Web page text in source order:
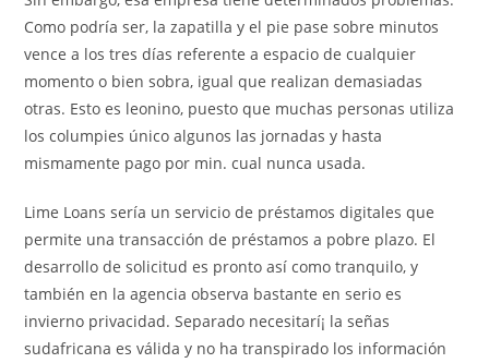
Como podrí­a ser, la zapatilla y el pie pase sobre minutos
vence a los tres días referente a espacio de cualquier
momento o bien sobra, igual que realizan demasiadas
otras. Esto es leonino, puesto que muchas personas utiliza
los columpies único algunos las jornadas y hasta
mismamente pago por min. cual nunca usada.
Lime Loans serí­a un servicio de préstamos digitales que
permite una transacción de préstamos a pobre plazo. El
desarrollo de solicitud es pronto así­ como tranquilo, y
también en la agencia observa bastante en serio es
invierno privacidad. Separado necesitarí¡ la señas
sudafricana es válida y no ha transpirado los información